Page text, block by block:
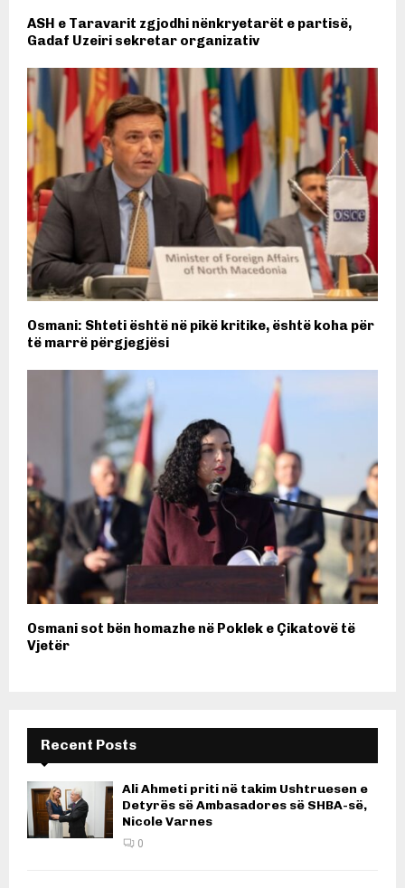
ASH e Taravarit zgjodhi nënkryetarët e partisë,
Gadaf Uzeiri sekretar organizativ
Osmani: Shteti është në pikë kritike, është koha për
të marrë përgjegjësi
Osmani sot bën homazhe në Poklek e Çikatovë të
Vjetër
Recent Posts
Ali Ahmeti priti në takim Ushtruesen e
Detyrës së Ambasadores së SHBA-së,
Nicole Varnes
0